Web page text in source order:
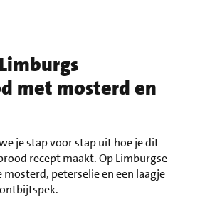
met mosterd en
je stap voor stap uit hoe je dit
recept maakt. Op Limburgse
peterselie en een laagje